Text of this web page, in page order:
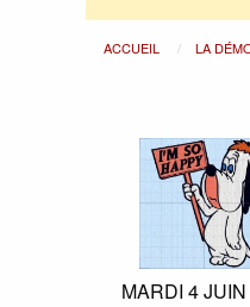
ACCUEIL LA
MARDI 4